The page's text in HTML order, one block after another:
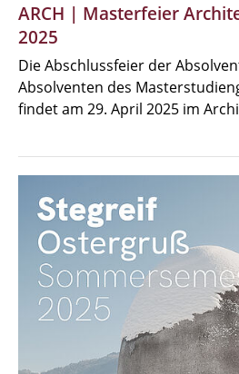
ARCH | Masterfeier
2025
Die Abschlussfeier der
Absolventen des
findet am 29. April 2025 im